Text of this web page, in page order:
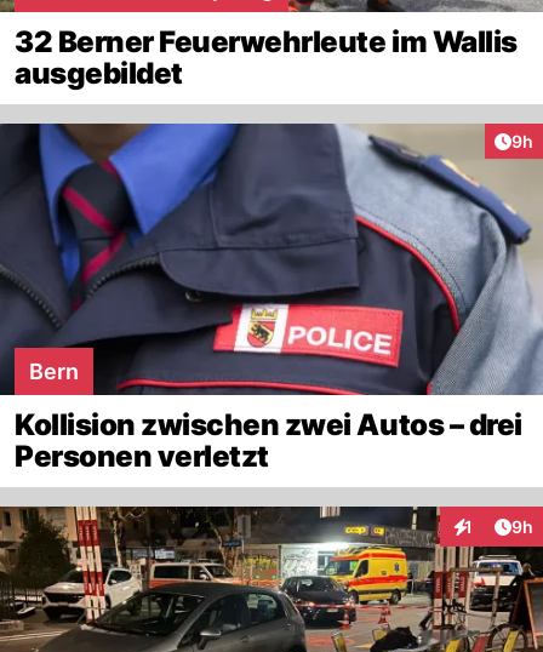
32 Berner Feuerwehrleute im Wallis
ausgebildet
9h
Bern
Kollision zwischen zwei Autos – drei
Personen verletzt
1 9h